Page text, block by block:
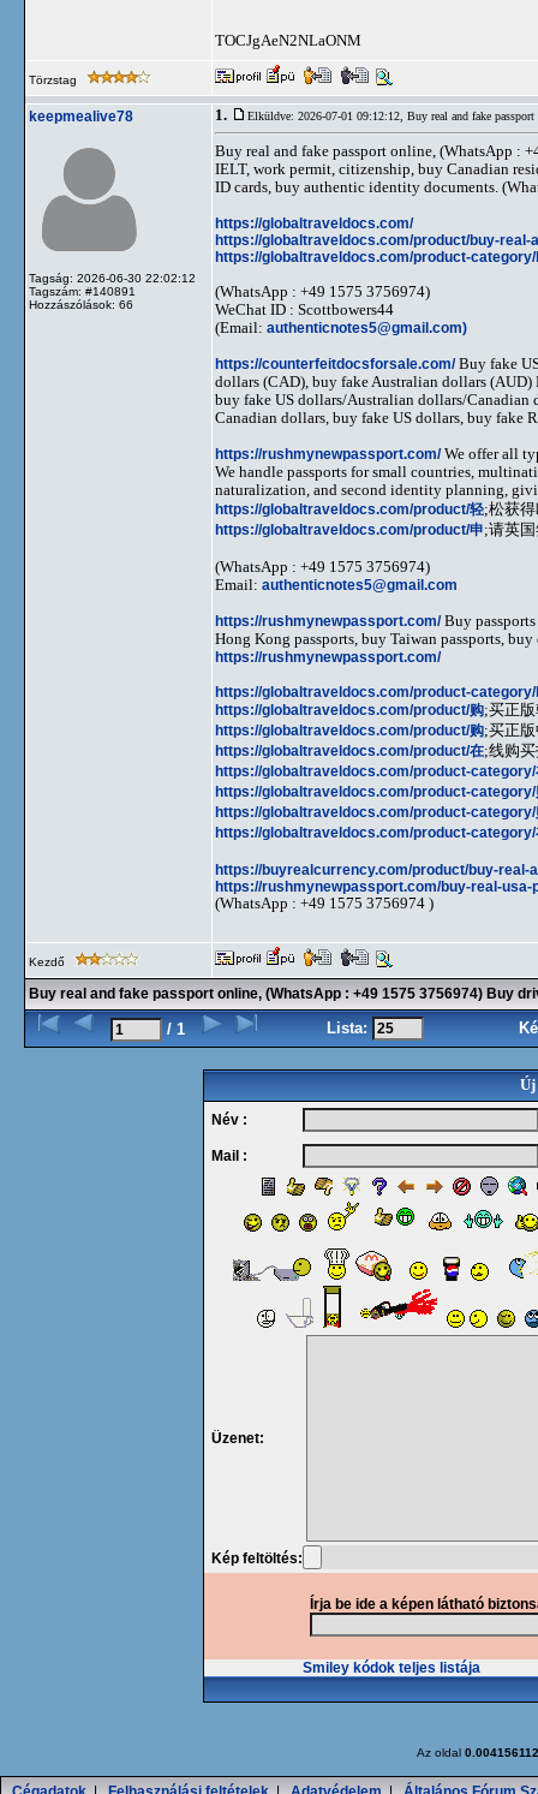
TOCJgAeN2NLaONM
Törzstag
keepmealive78
Tagság: 2026-06-30 22:02:12
Tagszám: #140891
Hozzászólások: 66
1. Elküldve: 2026-07-01 09:12:12, Buy real and fake
Buy real and fake passport online, (WhatsApp :
IELT, work permit, citizenship, buy Canadian
ID cards, buy authentic identity documents.
https://globaltraveldocs.com/
https://globaltraveldocs.com/product/buy-real-
https://globaltraveldocs.com/product-
(WhatsApp : +49 1575 3756974)
WeChat ID : Scottbowers44
(Email: authenticnotes5@gmail.com)
https://counterfeitdocsforsale.com/Buy fake
dollars (CAD), buy fake Australian dollars
buy fake US dollars/Australian dollars/Canadian
Canadian dollars, buy fake US dollars, buy
https://rushmynewpassport.com/We offer all
We handle passports for small countries,
naturalization, and second identity planning,
https://globaltraveldocs.com/product/轻;松获
https://globaltraveldocs.com/product/申;请英
(WhatsApp : +49 1575 3756974)
Email: authenticnotes5@gmail.com
https://rushmynewpassport.com/Buy
Hong Kong passports, buy Taiwan passports,
https://rushmynewpassport.com/
https://globaltraveldocs.com/product-
https://globaltraveldocs.com/product/购;买正
https://globaltraveldocs.com/product/购;买正
https://globaltraveldocs.com/product/在;线购
https://globaltraveldocs.com/product-category/
https://globaltraveldocs.com/product-category/
https://globaltraveldocs.com/product-category/
https://globaltraveldocs.com/product-category/
https://buyrealcurrency.com/product/buy-real-
https://rushmynewpassport.com/buy-real-usa-
(WhatsApp : +49 1575 3756974 )
Kezdő
Buy real and fake passport online, (WhatsApp : +49 1575 3756974) Buy
/ 1 Lista:
Új
Név :
Mail :
Üzenet:
Kép feltöltés:
Írja be ide a képen látható
Smiley kódok teljes listája
Az oldal